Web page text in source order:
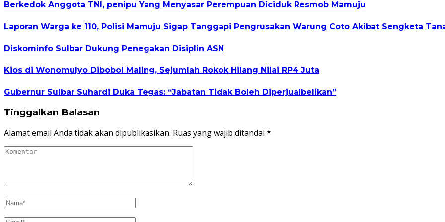
Berkedok Anggota TNI, penipu Yang Menyasar Perempuan Diciduk Resmob Mamuju
Laporan Warga ke 110, Polisi Mamuju Sigap Tanggapi Pengrusakan Warung Coto Akibat Sengketa
Diskominfo Sulbar Dukung Penegakan Disiplin ASN
Kios di Wonomulyo Dibobol Maling, Sejumlah Rokok Hilang Nilai RP4 Juta
Gubernur Sulbar Suhardi Duka Tegas: “Jabatan Tidak Boleh Diperjualbelikan”
Tinggalkan Balasan
Alamat email Anda tidak akan dipublikasikan. Ruas yang wajib ditandai *